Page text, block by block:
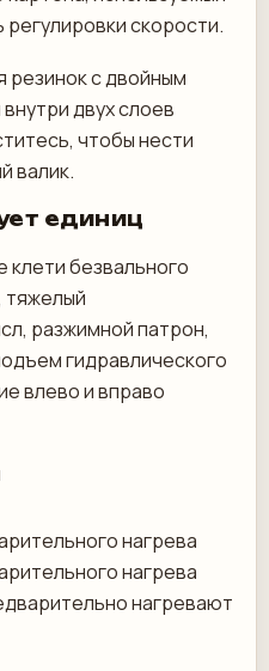
скорости.
резинок с двойным
двух слоев
чтобы нести
валик.
единиц
клети безвального
тяжелый
разжимной патрон,
гидравлического
влево и вправо
нагрева
нагрева
нагревают